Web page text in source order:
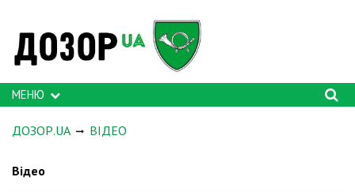
МЕНЮ
ДОЗОР.UA ВІДЕО
Відео